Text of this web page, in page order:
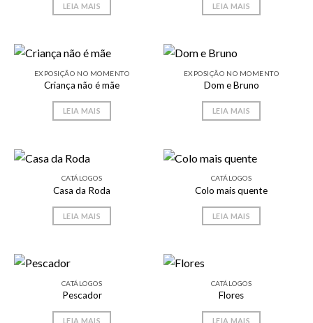
LEIA MAIS LEIA MAIS
EXPOSIÇÃO NO MOMENTO
Criança não é mãe
LEIA MAIS
EXPOSIÇÃO NO MOMENTO
Dom e Bruno
LEIA MAIS
CATÁLOGOS
Casa da Roda
LEIA MAIS
CATÁLOGOS
Colo mais quente
LEIA MAIS
CATÁLOGOS
Pescador
LEIA MAIS
CATÁLOGOS
Flores
LEIA MAIS